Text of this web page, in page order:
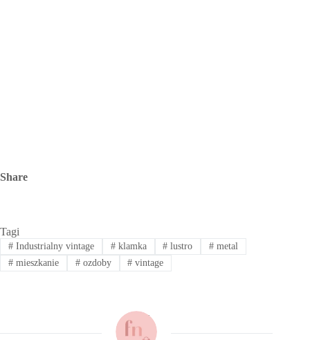
Share
Tagi
#Industrialny vintage #klamka # lustro # metal
#mieszkanie #ozdoby # vintage